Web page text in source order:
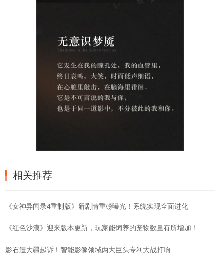
相关推荐
《女神异闻录4重制版》新剧情重磅曝光！系统实现全面进化
《红色沙漠》迎来版本更新，玩家能饲养的宠物数量有所增加！
影石遭大疆起诉！智能影像领域两大巨头专利大战打响